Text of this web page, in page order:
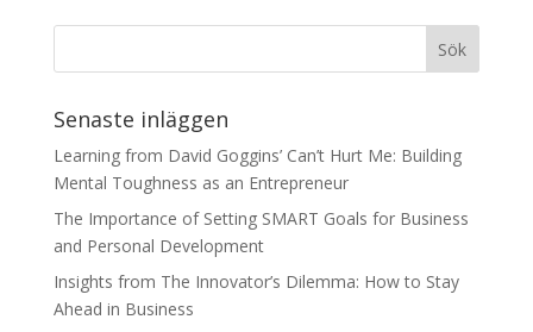
Senaste inläggen
Learning from David Goggins’ Can’t Hurt Me: Building
Mental Toughness as an Entrepreneur
The Importance of Setting SMART Goals for Business
and Personal Development
Insights from The Innovator’s Dilemma: How to Stay
Ahead in Business